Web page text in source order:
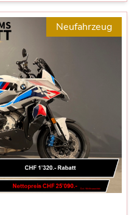
Neufahrzeug